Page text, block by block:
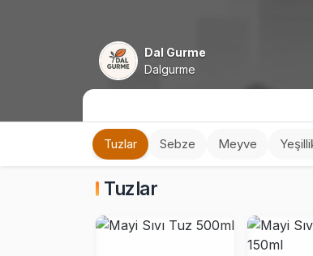
Dal Gurme
Dalgurme
Tuzlar Sebze Meyve
Tuzlar